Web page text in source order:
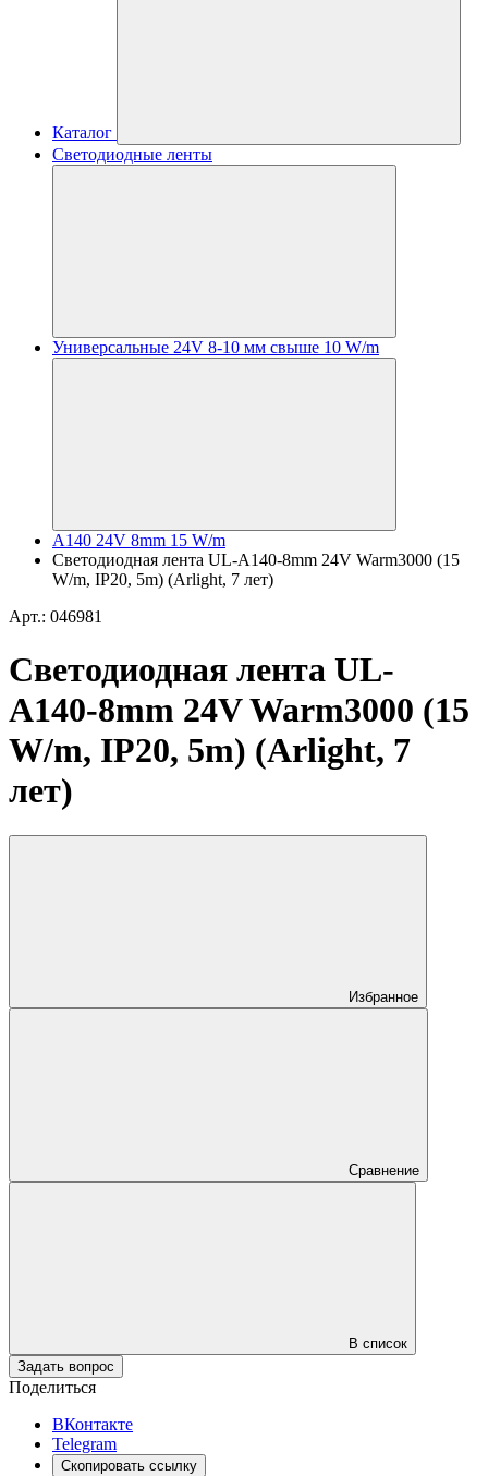
Каталог
Светодиодные ленты
Универсальные 24V 8-10 мм свыше 10 W/m
A140 24V 8mm 15 W/m
Светодиодная лента UL-A140-8mm 24V Warm3000 (15
W/m, IP20, 5m) (Arlight, 7 лет)
Арт.: 046981
Светодиодная лента UL-
A140-8mm 24V Warm3000 (15
W/m, IP20, 5m) (Arlight, 7
лет)
Избранное
Сравнение
В список
Задать вопрос
Поделиться
ВКонтакте
Telegram
Скопировать ссылку